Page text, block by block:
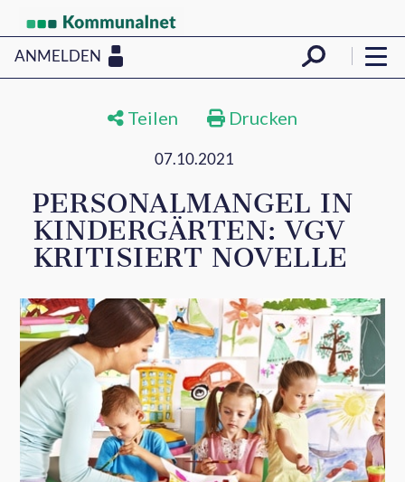
ANMELDEN
Teilen Drucken
07.10.2021
PERSONALMANGEL IN
KINDERGÄRTEN: VGV
KRITISIERT NOVELLE